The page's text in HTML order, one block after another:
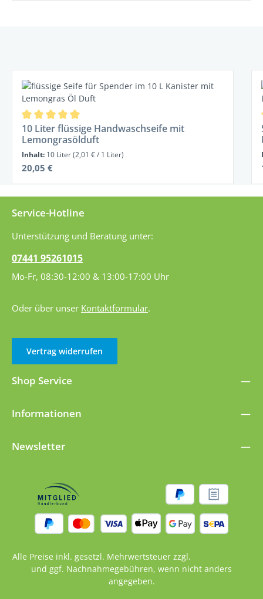
Durchschnittliche Bewertung von 5 von 5 Sternen
10 Liter flüssige Handwaschseife mit
Lemongrasölduft
Inhalt: 10 Liter(2,01 € / 1 Liter)
Regulärer Preis:
20,05 €
Service-Hotline
Unterstützung und Beratung unter:
07441 95261015
Mo-Fr, 08:30-12:00 & 13:00-17:00 Uhr
Oder über unser Kontaktformular.
Vertrag widerrufen
Shop Service
Informationen
Newsletter
Alle Preise inkl. gesetzl. Mehrwertsteuer zzgl.
und ggf. Nachnahmegebühren, wenn nicht anders
angegeben.